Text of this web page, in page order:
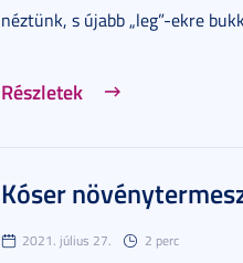
néztünk, s újabb „leg”-ekre
Részletek
Kóser
2021. július 27. 2 perc